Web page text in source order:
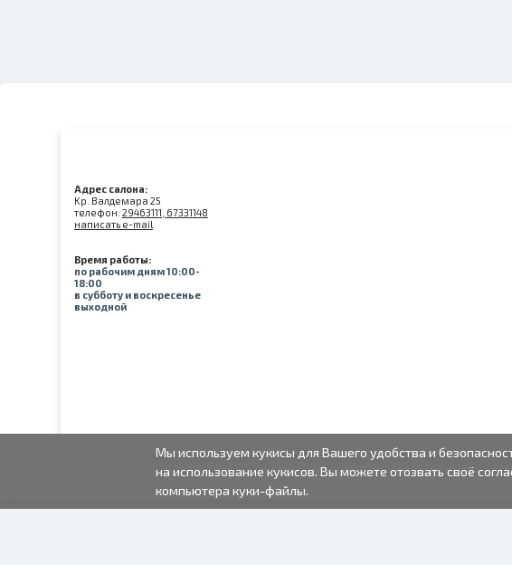
Адрес салона:
Kр. Валдемара 25
телефон: 29463111, 67331148
написать e-mail
Время работы:
по рабочим дням 10:00-
18:00
в субботу и воскресенье
выходной
Мы используем кукисы для Вашего удобства и
на использование кукисов. Вы можете отозвать своё
компьютера куки-файлы.